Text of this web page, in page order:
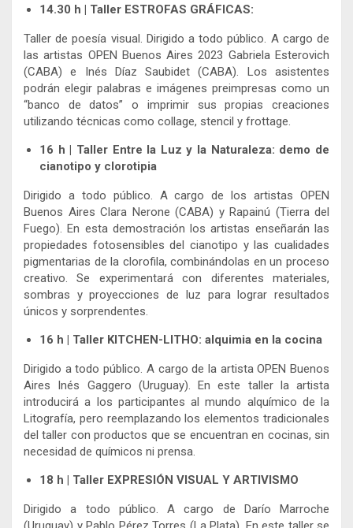
14.30 h | Taller ESTROFAS GRÁFICAS:
Taller de poesía visual. Dirigido a todo público. A cargo de
las artistas OPEN Buenos Aires 2023 Gabriela Esterovich
(CABA) e Inés Díaz Saubidet (CABA). Los asistentes
podrán elegir palabras e imágenes preimpresas como un
“banco de datos” o imprimir sus propias creaciones
utilizando técnicas como collage, stencil y frottage.
16 h | Taller Entre la Luz y la Naturaleza: demo de
cianotipo y clorotipia
Dirigido a todo público. A cargo de los artistas OPEN
Buenos Aires Clara Nerone (CABA) y Rapainú (Tierra del
Fuego). En esta demostración los artistas enseñarán las
propiedades fotosensibles del cianotipo y las cualidades
pigmentarias de la clorofila, combinándolas en un proceso
creativo. Se experimentará con diferentes materiales,
sombras y proyecciones de luz para lograr resultados
únicos y sorprendentes.
16 h | Taller KITCHEN-LITHO: alquimia en la cocina
Dirigido a todo público. A cargo de la artista OPEN Buenos
Aires Inés Gaggero (Uruguay). En este taller la artista
introducirá a los participantes al mundo alquímico de la
Litografía, pero reemplazando los elementos tradicionales
del taller con productos que se encuentran en cocinas, sin
necesidad de químicos ni prensa.
18 h | Taller EXPRESIÓN VISUAL Y ARTIVISMO
Dirigido a todo público. A cargo de Darío Marroche